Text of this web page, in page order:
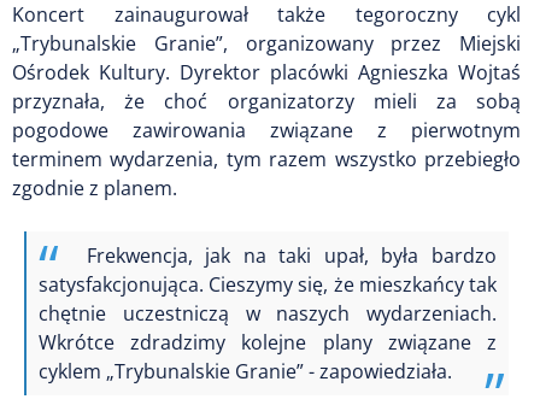
Koncert zainaugurował także tegoroczny cykl
„Trybunalskie Granie”, organizowany przez Miejski
Ośrodek Kultury. Dyrektor placówki Agnieszka Wojtaś
przyznała, że choć organizatorzy mieli za sobą
pogodowe zawirowania związane z pierwotnym
terminem wydarzenia, tym razem wszystko przebiegło
zgodnie z planem.
Frekwencja, jak na taki upał, była bardzo
satysfakcjonująca. Cieszymy się, że mieszkańcy tak
chętnie uczestniczą w naszych wydarzeniach.
Wkrótce zdradzimy kolejne plany związane z
cyklem „Trybunalskie Granie” - zapowiedziała.